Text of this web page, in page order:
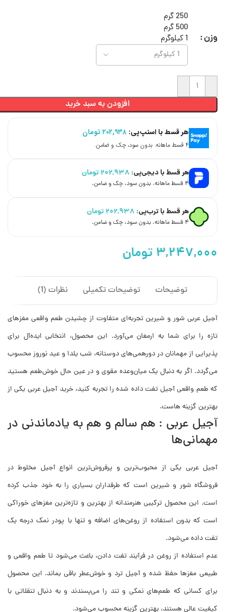
وزن
250 گرم
500 گرم
1 کیلوگرم
افزودن به سبد خرید
هر قسط با اسنپ‌پی: ۲۰۲,۹۳۸ تومان
۴ قسط ماهانه. بدون سود، چک و ضامن.
هر قسط با دیجی‌پی: ۲۰۲,۹۳۸تومان
۴ قسط ماهانه. بدون سود، چک و ضامن.
هر قسط با ترب‌پی: ۲۰۲,۹۳۸تومان
۴ قسط ماهانه. بدون سود، چک و ضامن.
توضیحات توضیحات تکمیلی نظرات (1)
آجیل عربی شور و شیرین تجربه‌ای متفاوت از چشیدن طعم واقعی مغزهای
تازه را برای شما به ارمغان می‌آورد. این محصول، انتخابی ایده‌آل برای
پذیرایی از مهمانان در دورهمی‌های دوستانه، شب یلدا و عید نوروز محسوب
می‌گردد. اگر به دنبال یک میان‌وعده مقوی و در عین حال خوش‌طعم هستید
که طعم واقعی آجیل تفت داده شده را تجربه کنید، خرید آجیل عربی یکی از
بهترین گزینه هاست.
آجیل عربی : هم سالم و هم به یادماندنی در
مهمانی‌ها
آجیل عربی یکی از محبوب‌ترین و پرفروش‌ترین انواع آجیل مخلوط در
فروشگاه شور و شیرین است که طرفداران بسیاری را به خود جذب کرده
است. این محصول ترکیبی هنرمندانه از بهترین و تازه‌ترین مغزهای خوراکی
است که بدون استفاده از روغن‌های اضافه و تنها با پودر نمک درجه یک
تفت داده می‌شود.
عدم استفاده از روغن در فرآیند تفت دادن، باعث می‌شود تا طعم واقعی و
طبیعی مغزها حفظ شده و آجیل ترد و خوش‌عطر باقی بماند. این محصول
برای کسانی که طعم‌های نمکی و تند را می‌پسندند و به دنبال تنقلاتی با
کیفیت عالی هستند، بهترین گزینه محسوب می‌شود.